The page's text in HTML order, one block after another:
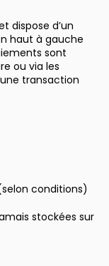
dispose d’un
haut à gauche
sont
ou via les
transaction
conditions)
stockées sur